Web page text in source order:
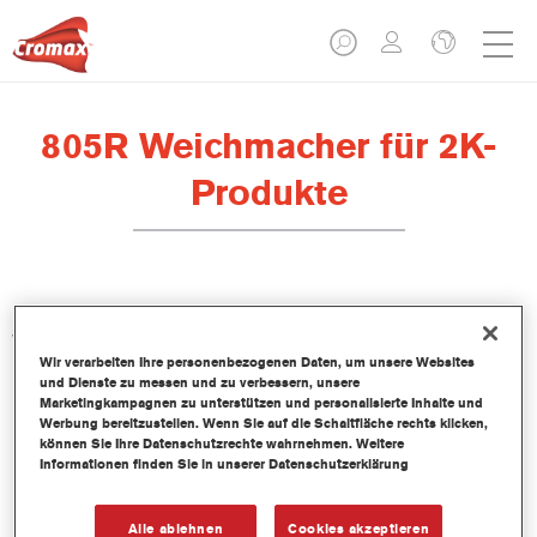
805R Weichmacher für 2K-
Produkte
Verwendung mit folgenden Produkten entwickelt: Füller: VR-
1140, 1051R/1057R, LE Grundierfüller plus, LE Nass-in-Nass-
Füller plus, PS1061/PS1064/PS1067. Imron Fleet Line Füller:
P702/P706. Decklacke: Centari 5035. Imron Fleet Line
Decklacke: Imron Elite und Imron Elite HDC. Klarlacke: VR-
1120, 3550S, 3750S, 3760S, 3800S, CC6400 und CC6600.
Imron Fleet Line Klarlacke: EL500.
Wir verarbeiten Ihre personenbezogenen Daten, um unsere Websites
und Dienste zu messen und zu verbessern, unsere
Marketingkampagnen zu unterstützen und personalisierte Inhalte und
Werbung bereitzustellen. Wenn Sie auf die Schaltfläche rechts klicken,
können Sie Ihre Datenschutzrechte wahrnehmen. Weitere
Informationen finden Sie in unserer Datenschutzerklärung
Alle ablehnen Cookies akzeptieren